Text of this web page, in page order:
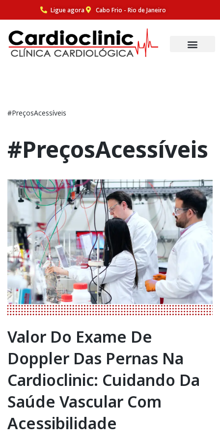
para
o
Ligue agora Cabo Frio - Rio de Janeiro
#PreçosAcessíveis
#PreçosAcessíveis
Valor Do Exame De
Doppler Das Pernas Na
Cardioclinic: Cuidando Da
Saúde Vascular Com
Acessibilidade